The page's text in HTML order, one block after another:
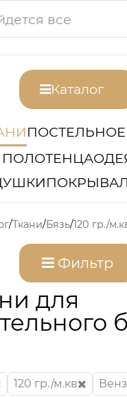
Каталог
ПОЛОТЕНЦА
Ткани Бязь 120 гр./
Фильтр
для
120 гр./м.кв